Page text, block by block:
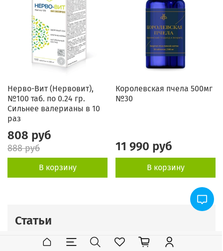
Нерво-Вит (Нервовит),
№100 таб. по 0.24 гр.
Сильнее валерианы в 10
раз
808 руб
888 руб
В корзину
Королевская пчела 500мг
№30
11 990 руб
В корзину
Статьи